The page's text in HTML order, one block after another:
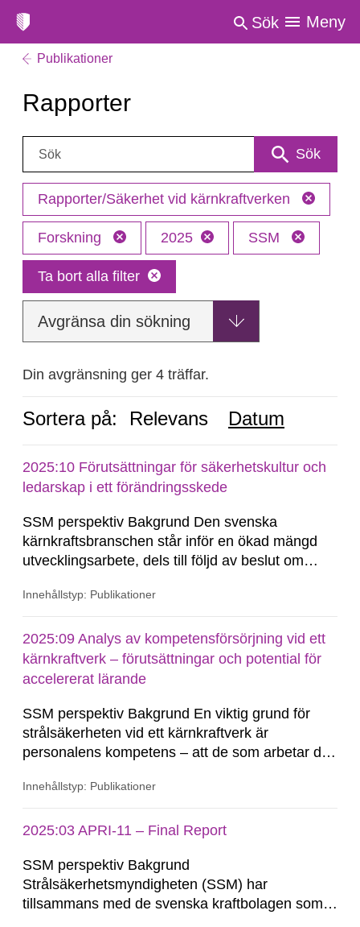
Sök Meny
Publikationer
Rapporter
Sök: Sök
Rapporter/Säkerhet vid kärnkraftverken
Forskning 2025 SSM
Ta bort alla filter
Avgränsa din sökning
Din avgränsning ger 4 träffar.
Sortera på: Relevans Datum
2025:10 Förutsättningar för säkerhetskultur och
ledarskap i ett förändringsskede
SSM perspektiv Bakgrund Den svenska
kärnkraftsbranschen står inför en ökad mängd
utvecklingsarbete, dels till följd av beslut om
följd av en eventuell nybyggnation. Det förnyade
kan medföra en del utmaningar framöver i hur...
Innehållstyp: Publikationer
2025:09 Analys av kompetensförsörjning vid ett
kärnkraftverk – förutsättningar och potential för
accelererat lärande
SSM perspektiv Bakgrund En viktig grund för
strålsäkerheten vid ett kärnkraftverk är
personalens kompetens – att de som arbetar där
händelse av ett missöde eller i värsta fall en
kompetens kan vara en utmaning när
Innehållstyp: Publikationer
2025:03 APRI-11 – Final Report
SSM perspektiv Bakgrund
Strålsäkerhetsmyndigheten (SSM) har
tillsammans med de svenska kraftbolagen som